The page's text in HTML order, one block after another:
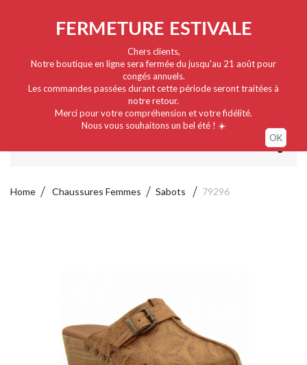
FERMETURE ESTIVALE
Chers clients,
Notre boutique en ligne sera fermée du jusqu'au 21 août pour
congés annuels.
Les commandes passées durant cette période seront traitées à
notre retour.
Merci pour votre compréhension et votre fidélité.
Nous vous souhaitons un bel été ! ☀️
OK
Home Chaussures Femmes Sabots 79296